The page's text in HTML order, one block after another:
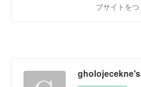
ブサイトをつ